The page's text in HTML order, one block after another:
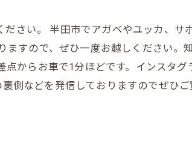
ださい。 半田市でアガベやユッカ、
ますので、ぜひ一度お越しください
点からお車で1分ほどです。インスタ
側などを発信しておりますのでぜひご